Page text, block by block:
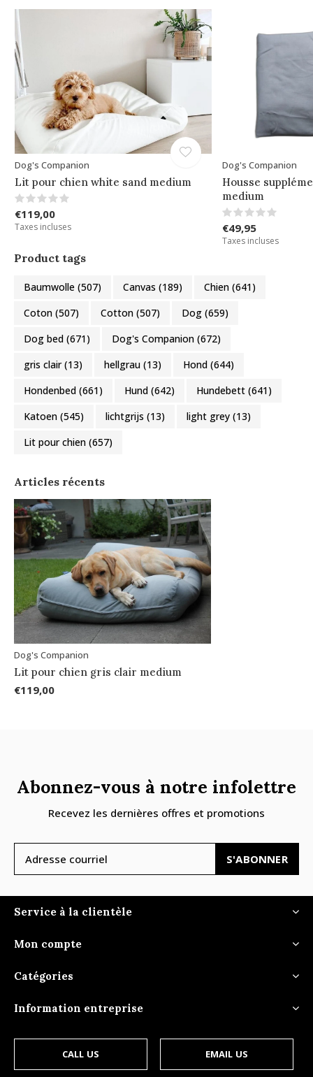
Dog's Companion
Lit pour chien white sand medium
€119,00
Taxes incluses
Dog's Companion
Housse
medium
€49,95
Taxes incluses
Product tags
Baumwolle (507) Canvas (189) Chien (641)
Coton (507) Cotton (507) Dog (659)
Dog bed (671) Dog's Companion (672)
gris clair(13) hellgrau (13) Hond (644)
Hondenbed (661) Hund (642) Hundebett (641)
Katoen (545) lichtgrijs (13) light grey (13)
Lit pour chien (657)
Articles récents
Dog's Companion
Lit pour chien gris clair medium
€119,00
Abonnez-vous à notre infolettre
Recevez les dernières offres et promotions
S'ABONNER
Service à la clientèle
Mon compte
Catégories
Information entreprise
CALL US EMAIL US